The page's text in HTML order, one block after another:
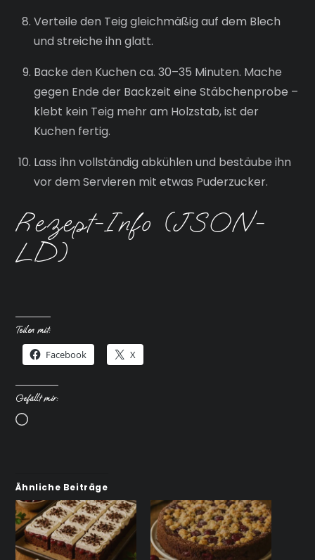
Verteile den Teig gleichmäßig auf dem Blech
und streiche ihn glatt.
Backe den Kuchen ca. 30–35 Minuten. Mache
gegen Ende der Backzeit eine Stäbchenprobe –
klebt kein Teig mehr am Holzstab, ist der
Kuchen fertig.
Lass ihn vollständig abkühlen und bestäube ihn
vor dem Servieren mit etwas Puderzucker.
Rezept-Info (JSON-
LD)
Teilen mit:
Facebook X
Gefällt mir:
Wird
Ähnliche Beiträge